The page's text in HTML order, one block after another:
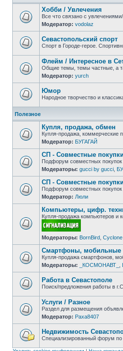
Нет
непрочитанных
сообщений
Хобби / Увлечения
Все что связано с увлечениями/
Модератор: vodolaz
непрочитанных
сообщений
Севастопольский спорт
Спорт в Городе-герое.
Нет
непрочитанных
сообщений
Флейм / Интересное в
Общие темы, темы частные, а
Модератор: yurch
непрочитанных
сообщений
Юмор
Народное творчество и
Полезное
Нет
непрочитанных
сообщений
Купля, продажа, обмен
Купля-продажа, коммерческие
Модератор: БУГАГАЙ
Нет
непрочитанных
сообщений
СП - Совместные покупки
Подфорум совместных
Модераторы: gucci by gucci
Нет
непрочитанных
сообщений
СП - Совместные
Подфорум совместных покупок
Модератор: Люли
Нет
непрочитанных
Компьютеры, цифр.
Купля-продажа компьютеров и
Модераторы: BornBird Cyclone
Нет
непрочитанных
сообщений
Смартфоны, мобильные
Купля-продажа смартфонов,
Модераторы:
_КОСМОНАВТ_
непрочитанных
сообщений
Работа в Севастополе
Поиск/предложения работы в
Нет
непрочитанных
сообщений
Услуги / Разное
Раздел для размещения
Модератор: Paxa8407
непрочитанных
Недвижимость
Специализированный форум по